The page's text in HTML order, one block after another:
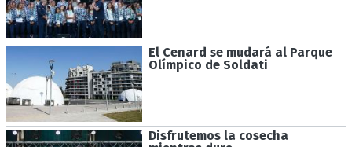
El Cenard se mudará al Parque
Olímpico de Soldati
Disfrutemos la cosecha